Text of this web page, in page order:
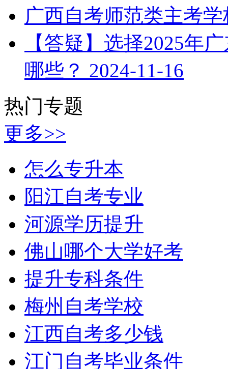
广西自考师范类主考
【答疑】选择2025年
哪些？ 2024-11-16
热门专题
更多>>
怎么专升本
阳江自考专业
河源学历提升
佛山哪个大学好考
提升专科条件
梅州自考学校
江西自考多少钱
江门自考毕业条件